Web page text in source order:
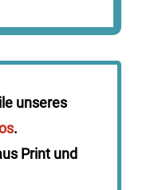
unseres
.
Print und